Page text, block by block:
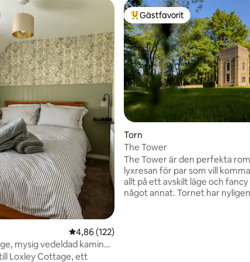
203 omdömen
4,86 av 5 i genomsnittligt betyg, 122
4,86 (122)
mysig vedeldad kamin
Loxley Cottage, ett
Populär gästfavorit
Gästfavorit
Torn
The Tower
The Tower är den perfekta
lyxresan för par som vill
allt på ett avskilt läge och fancy
något annat. Tornet har nyligen